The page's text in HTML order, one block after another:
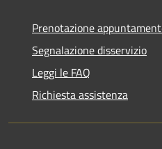
Prenotazione
Segnalazione disservizio
Leggi le FAQ
Richiesta assistenza